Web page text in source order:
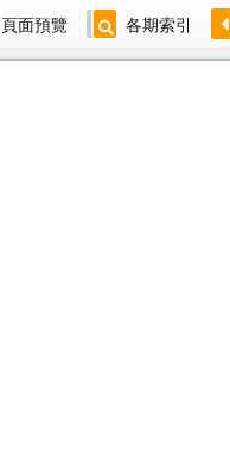
頁面預覽 各期索引